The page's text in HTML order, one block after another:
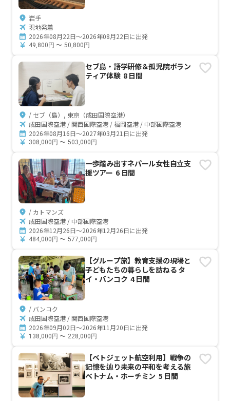
岩手
現地発着
2026年08月22日～2026年08月22日に出発
49,800 円 〜 50,800 円
セブ島・語学研修＆孤児院ボラン
ティア体験 8 日間
/ セブ（島）, 東京（成田国際空港）
成田国際空港 / 関西国際空港 / 福岡空港 / 中部国際空港
2026年08月16日～2027年03月21日に出発
308,000 円 〜 503,000 円
一歩踏み出すネパール女性自立支
援ツアー 6 日間
/ カトマンズ
成田国際空港 / 中部国際空港
2026年12月26日～2026年12月26日に出発
484,000 円 〜 577,000 円
【グループ旅】教育支援の現場と
子どもたちの暮らしを訪ねる タ
イ・バンコク 4 日間
/ バンコク
成田国際空港 / 関西国際空港
2026年09月02日～2026年11月20日に出発
138,000 円 〜 228,000 円
【ベトジェット航空利用】戦争の
記憶を辿り未来の平和を考える旅
ベトナム・ホーチミン 5 日間